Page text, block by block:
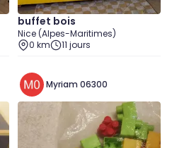
buffet bois
Nice (Alpes-Maritimes)
0 km
11 jours
Myriam 06300